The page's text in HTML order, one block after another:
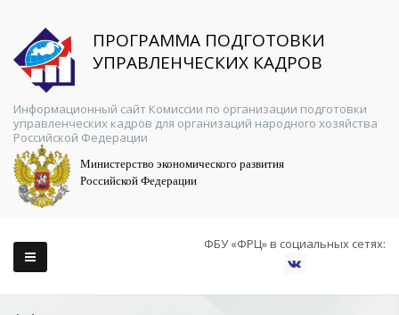
ПРОГРАММА ПОДГОТОВКИ
УПРАВЛЕНЧЕСКИХ КАДРОВ
Информационный сайт Комиссии по организации подготовки
управленческих кадров для организаций народного хозяйства
Российской Федерации
Министерство экономического развития
Российской Федерации
ФБУ «ФРЦ» в социальных сетях: